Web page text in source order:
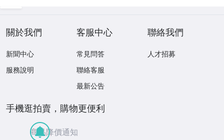
關於我們
新聞中心
服務說明
客服中心
常見問答
聯絡客服
最新公告
聯絡我們
人才招募
手機逛拍賣，購物更便利
商品降價通知